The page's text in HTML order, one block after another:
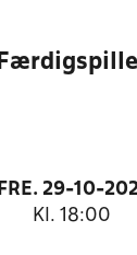
FRE. 29-10-
Kl. 18:00